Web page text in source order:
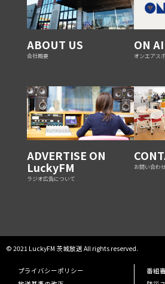
ABOUT US
会社概要
ON
オンエアス
ADVERTISE ON
LuckyFM
ラジオ広告について
お問い合わ
© 2021 LuckyFM 茨城放送 All rights reserved.
プライバシーポリシー
番組